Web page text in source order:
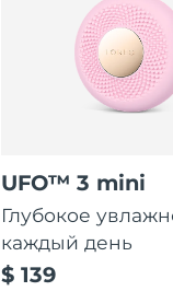
UFO™ 3 mini
Глубокое
каждый день
$ 139